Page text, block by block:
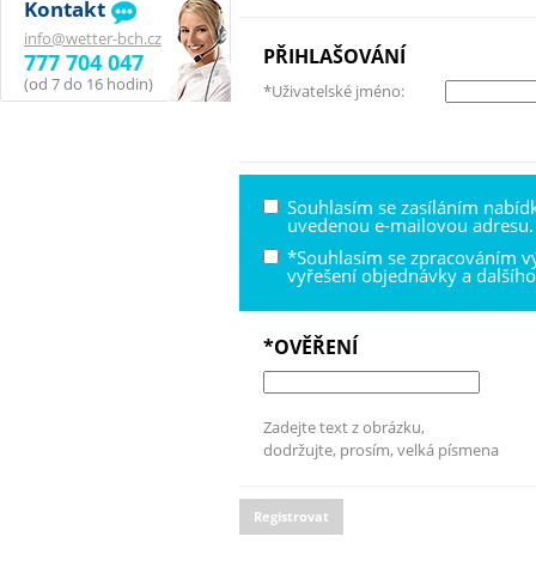
Kontakt
info@wetter-bch.cz
777 704 047
(od 7 do 16 hodin)
PŘIHLAŠOVÁNÍ
*Uživatelské jméno:
Souhlasím se zasíláním
uvedenou e-mailovou adresu.
*Souhlasím se zpracováním
vyřešení objednávky a
*OVĚŘENÍ
Zadejte text z obrázku,
dodržujte, prosím, velká písmena
Registrovat